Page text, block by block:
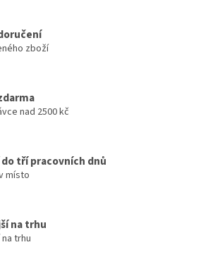
zboží
nad 2500 kč
tří pracovních dnů
místo
na trhu
trhu